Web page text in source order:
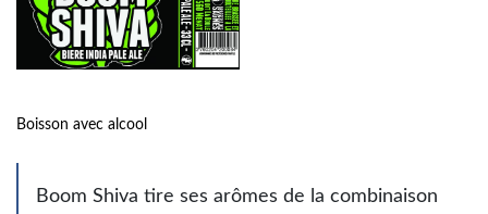
Boisson avec alcool
Boom Shiva tire ses arômes de la combinaison